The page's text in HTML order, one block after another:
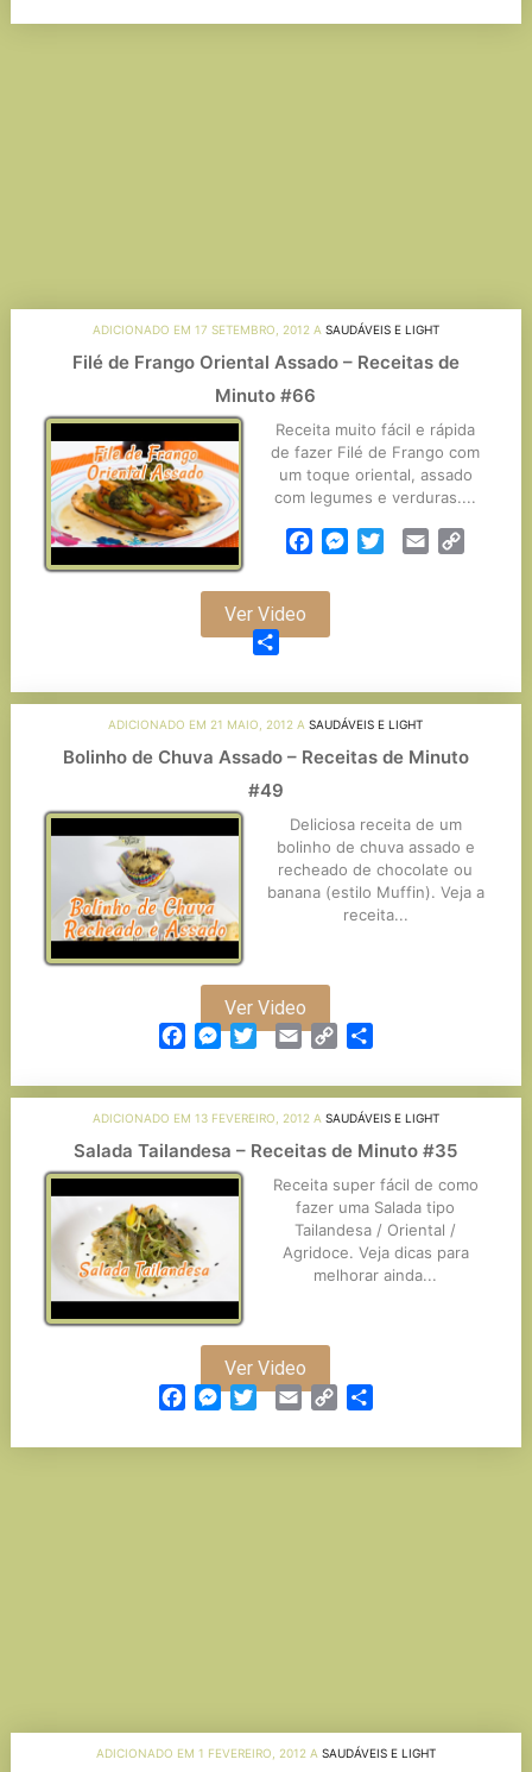
ADICIONADO EM 17 SETEMBRO, 2012 A SAUDÁVEIS E LIGHT
Filé de Frango Oriental Assado – Receitas de
Minuto #66
Receita muito fácil e rápida
de fazer Filé de Frango com
um toque oriental, assado
com legumes e verduras....
Ver Video
FacebookMessenger
TwitterEmail
Partilhar
ADICIONADO EM 21 MAIO, 2012 ASAUDÁVEIS E LIGHT
Bolinho de Chuva Assado – Receitas de Minuto
#49
Deliciosa receita de um
bolinho de chuva assado e
recheado de chocolate ou
banana (estilo Muffin). Veja a
receita...
Ver Video
Facebook
Messenger
TwitterEmail Copy
ADICIONADO EM 13 FEVEREIRO, 2012 A SAUDÁVEIS E LIGHT
Salada Tailandesa – Receitas de Minuto #35
Receita super fácil de como
fazer uma Salada tipo
Tailandesa / Oriental /
Agridoce. Veja dicas para
melhorar ainda...
Ver Video
Facebook
Messenger
TwitterEmail Copy
ADICIONADO EM 1 FEVEREIRO, 2012 A SAUDÁVEIS E LIGHT